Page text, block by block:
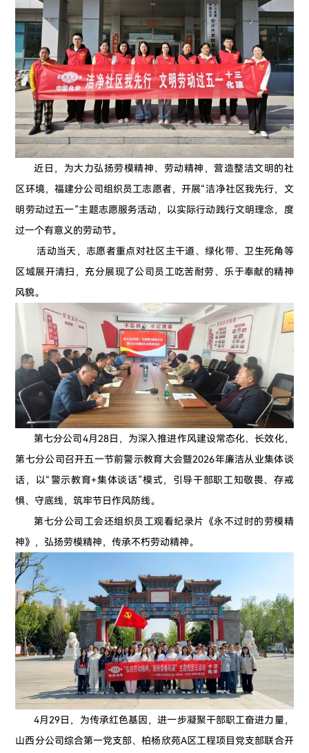
近日，为大力弘扬劳模精神、劳动精神，营造整洁文明的社
区环境，福建分公司组织员工志愿者，开展“洁净社区我先行，文
明劳动过五一”主题志愿服务活动，以实际行动践行文明理念，度
过一个有意义的劳动节。
活动当天，志愿者重点对社区主干道、绿化带、卫生死角等
区域展开清扫，充分展现了公司员工吃苦耐劳、乐于奉献的精神
风貌。
第七分公司4月28日，为深入推进作风建设常态化、长效化，
第七分公司召开五一节前警示教育大会暨2026年廉洁从业集体谈
话，以“警示教育+集体谈话”模式，引导干部职工知敬畏、存戒
惧、守底线，筑牢节日作风防线。
第七分公司工会还组织员工观看纪录片《永不过时的劳模精
神》，弘扬劳模精神，传承不朽劳动精神。
4月29日，为传承红色基因，进一步凝聚干部职工奋进力量，
山西分公司综合第一党支部、柏杨欣苑A区工程项目党支部联合开